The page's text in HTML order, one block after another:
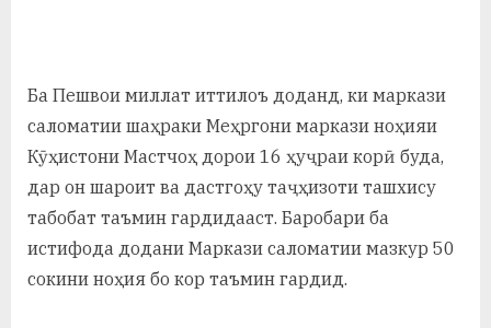
Ба Пешвои миллат иттилоъ доданд, ки маркази
саломатии шаҳраки Меҳргони маркази ноҳияи
Кӯҳистони Мастчоҳ дорои 16 ҳуҷраи корӣ буда,
дар он шароит ва дастгоҳу таҷҳизоти ташхису
табобат таъмин гардидааст. Баробари ба
истифода додани Маркази саломатии мазкур 50
сокини ноҳия бо кор таъмин гардид.